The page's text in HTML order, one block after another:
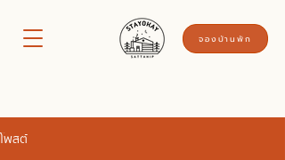
จองบ้านพัก
โพสต์